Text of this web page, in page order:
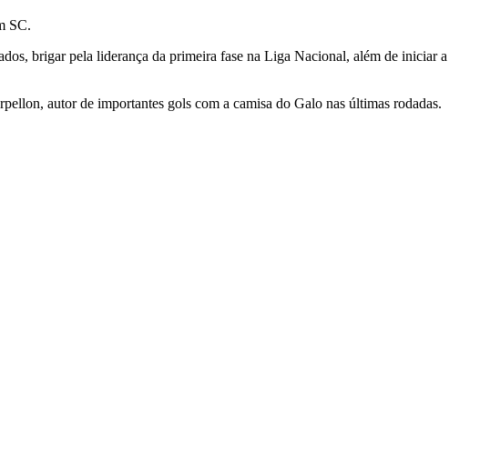
SC.
brigar pela liderança da primeira fase na Liga Nacional, além de iniciar a
autor de importantes gols com a camisa do Galo nas últimas rodadas.